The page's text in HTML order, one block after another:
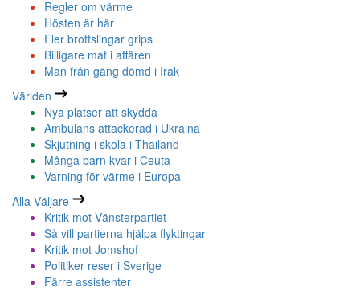
Regler om värme
Hösten är här
Fler brottslingar grips
Billigare mat i affären
Man från gäng dömd i Irak
Världen
Nya platser att skydda
Ambulans attackerad i Ukraina
Skjutning i skola i Thailand
Många barn kvar i Ceuta
Varning för värme i Europa
Alla Väljare
Kritik mot Vänsterpartiet
Så vill partierna hjälpa flyktingar
Kritik mot Jomshof
Politiker reser i Sverige
Färre assistenter